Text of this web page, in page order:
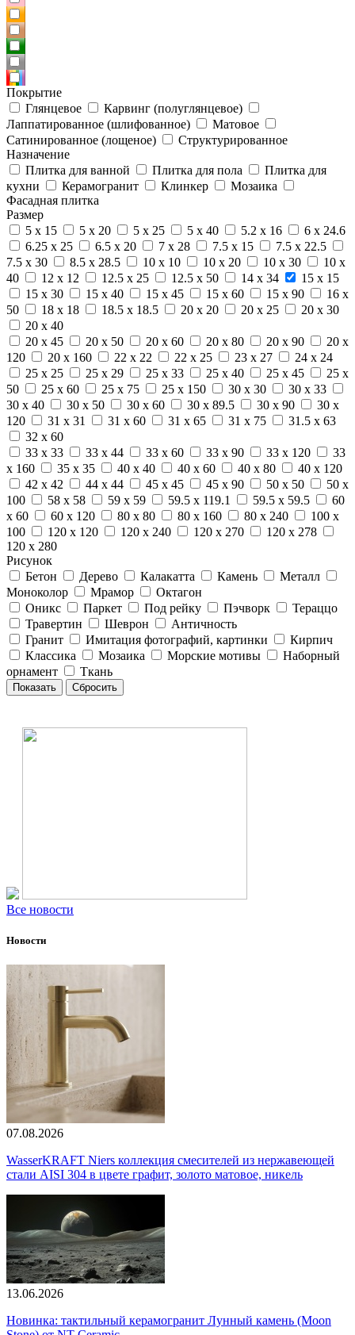
Покрытие
Глянцевое
Карвинг (полуглянцевое)
Лаппатированное (шлифованное)
Матовое
Сатинированное (лощеное)
Структурированное
Назначение
Плитка для ванной
Плитка для пола
Плитка для
кухни
Керамогранит Клинкер
Мозаика
Фасадная плитка
Размер
5 x 15
5 x 20 5 x 25 5 x 40 5.2 x 16
6 x 24.6
6.25 x 25
6.5 x 20 7 x 28 7.5 x 15
7.5 x 22.5
7.5 x 30
8.5 x 28.5 10 x 10 10 x 20 10 x 30
10 x
40
12 x 12 12.5 x 25 12.5 x 50 14 x 34
15 x 15
15 x 30
15 x 40 15 x 45 15 x 60 15 x 90
16 x
50
18 x 18 18.5 x 18.5 20 x 20 20 x 25
20 x 30
20 x 40
20 x 45
20 x 50 20 x 60 20 x 80 20 x 90
20 x
120
20 x 160 22 x 22 22 x 25 23 x 27
24 x 24
25 x 25
25 x 29 25 x 33 25 x 40 25 x 45
25 x
50
25 x 60 25 x 75 25 x 150 30 x 30
30 x 33
30 x 40
30 x 50 30 x 60 30 x 89.5 30 x 90
30 x
120
31 x 31 31 x 60 31 x 65 31 x 75
31.5 x 63
32 x 60
33 x 33
33 x 44 33 x 60 33 x 90 33 x 120
33
x 160
35 x 35 40 x 40 40 x 60 40 x 80
40 x 120
42 x 42
44 x 44 45 x 45 45 x 90 50 x 50
50 x
100
58 x 58 59 x 59 59.5 x 119.1 59.5 x 59.5
60
x 60
60 x 120 80 x 80 80 x 160 80 x 240
100 x
100
120 x 120 120 x 240 120 x 270
120 x 278
120 x 280
Рисунок
Бетон
Дерево Калакатта Камень
Металл
Моноколор
Мрамор
Октагон
Оникс
Паркет Под рейку Пэчворк
Тераццо
Травертин
Шеврон
Античность
Гранит
Имитация фотографий, картинки
Кирпич
Классика
Мозаика Морские мотивы
Наборный
орнамент
Ткань
Все новости
Новости
07.08.2026
WasserKRAFT Niers коллекция смесителей из нержавеющей
стали AISI 304 в цвете графит, золото матовое, никель
13.06.2026
Новинка: тактильный керамогранит Лунный камень (Moon